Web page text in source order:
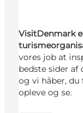
VisitDenmark
vores job at
bedste sider af
og vi håber,
opleve og se.